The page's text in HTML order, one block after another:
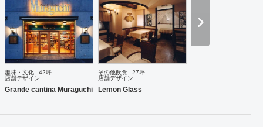
趣味・文化
42坪
店舗デザイン
Grande cantina Muraguchi
その他飲食
27坪
店舗デザイン
Lemon Glass